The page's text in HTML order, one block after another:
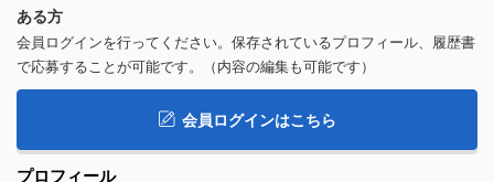
ある方
会員ログインを行ってください。保存されているプロフィール、履歴書
で応募することが可能です。（内容の編集も可能です）
会員ログインはこちら
プロフィール